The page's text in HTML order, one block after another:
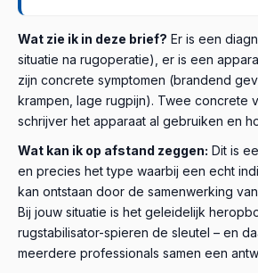
Wat zie ik in deze brief? Er is een
situatie na rugoperatie), er is een
zijn concrete symptomen (brandend
krampen, lage rugpijn). Twee concrete
schrijver het apparaat al gebruiken en
Wat kan ik op afstand zeggen: Dit is
en precies het type waarbij een echt
kan ontstaan door de samenwerking
Bij jouw situatie is het geleidelijk
rugstabilisator-spieren de sleutel – en
meerdere professionals samen een